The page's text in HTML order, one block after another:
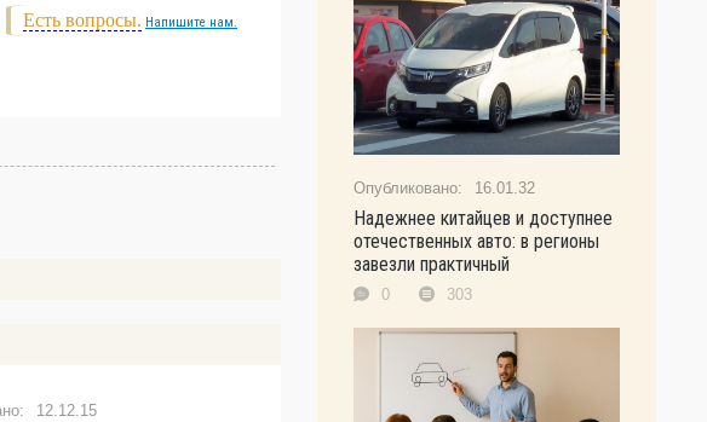
Есть вопросы. Напишите нам.
12.12.15
16.01.32
Надежнее китайцев и доступнее
отечественных авто: в регионы
завезли практичный
0 303